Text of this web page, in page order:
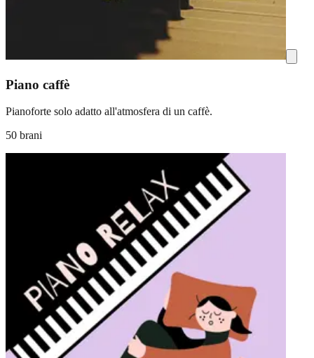
Piano caffè
Pianoforte solo adatto all'atmosfera di un caffè.
50 brani